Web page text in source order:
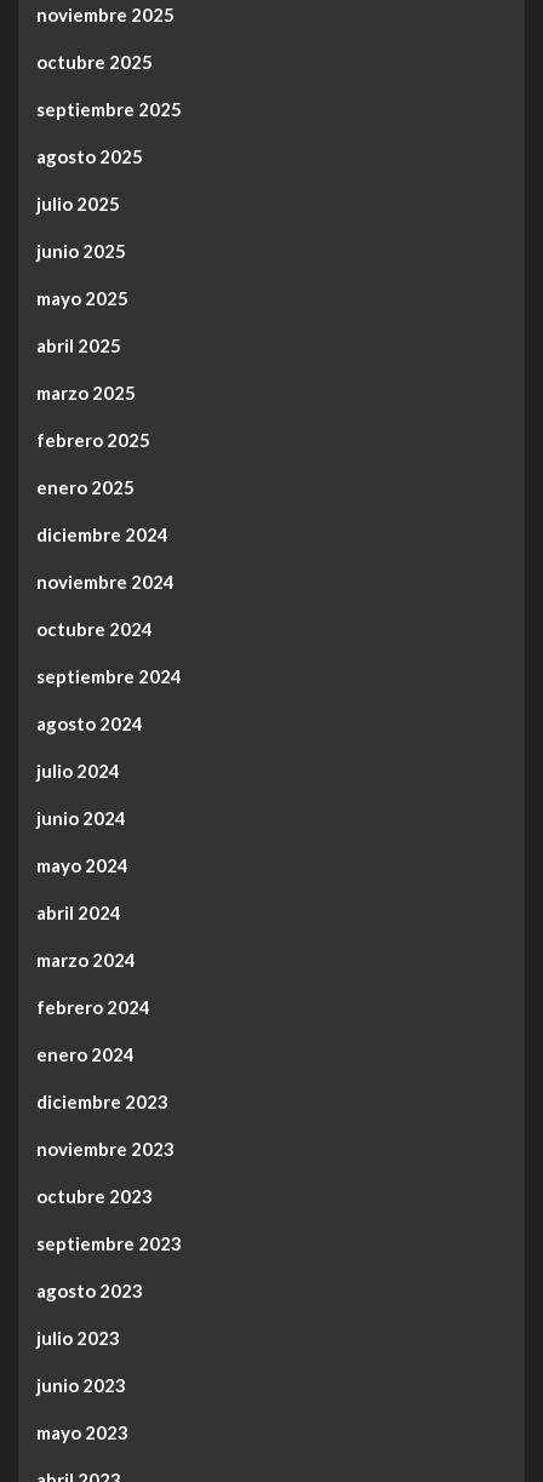
noviembre 2025
octubre 2025
septiembre 2025
agosto 2025
julio 2025
junio 2025
mayo 2025
abril 2025
marzo 2025
febrero 2025
enero 2025
diciembre 2024
noviembre 2024
octubre 2024
septiembre 2024
agosto 2024
julio 2024
junio 2024
mayo 2024
abril 2024
marzo 2024
febrero 2024
enero 2024
diciembre 2023
noviembre 2023
octubre 2023
septiembre 2023
agosto 2023
julio 2023
junio 2023
mayo 2023